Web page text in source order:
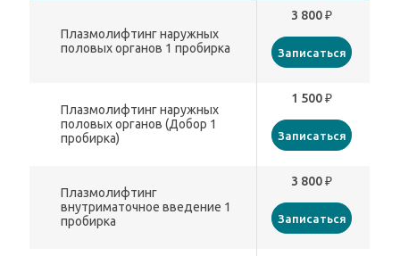
Плазмолифтинг наружных
половых органов 1 пробирка
3 800 ₽
Записаться
Плазмолифтинг наружных
половых органов (Добор 1
пробирка)
1 500 ₽
Записаться
Плазмолифтинг
внутриматочное введение 1
пробирка
3 800 ₽
Записаться